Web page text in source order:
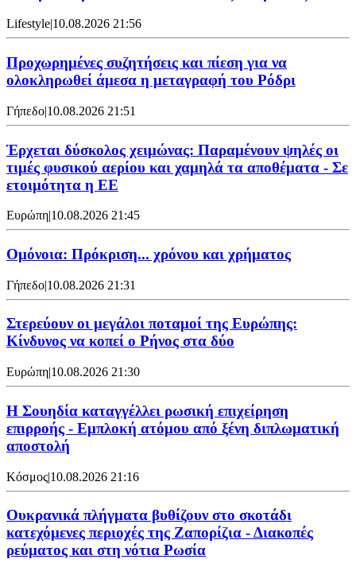
Lifestyle|10.08.2026 21:56
Προχωρημένες συζητήσεις και πίεση για να
ολοκληρωθεί άμεσα η μεταγραφή του Ρόδρι
Γήπεδο|10.08.2026 21:51
Έρχεται δύσκολος χειμώνας: Παραμένουν ψηλές οι
τιμές φυσικού αερίου και χαμηλά τα αποθέματα - Σε
ετοιμότητα η ΕΕ
Ευρώπη|10.08.2026 21:45
Ομόνοια: Πρόκριση... χρόνου και χρήματος
Γήπεδο|10.08.2026 21:31
Στερεύουν οι μεγάλοι ποταμοί της Ευρώπης:
Κίνδυνος να κοπεί ο Ρήνος στα δύο
Ευρώπη|10.08.2026 21:30
Η Σουηδία καταγγέλλει ρωσική επιχείρηση
επιρροής - Εμπλοκή ατόμου από ξένη διπλωματική
αποστολή
Κόσμος|10.08.2026 21:16
Ουκρανικά πλήγματα βυθίζουν στο σκοτάδι
κατεχόμενες περιοχές της Ζαπορίζια - Διακοπές
ρεύματος και στη νότια Ρωσία